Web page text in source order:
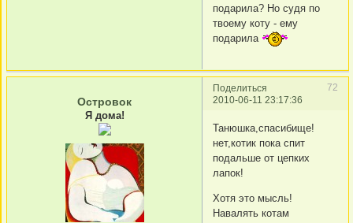
подарила? Но судя по
твоему коту - ему
подарила
Поделиться
72
2010-06-11 23:17:36
Островок
Я дома!
Танюшка,спасибище!
нет,котик пока спит
подальше от цепких
лапок!
Хотя это мысль!
Навалять котам